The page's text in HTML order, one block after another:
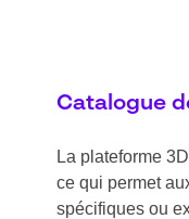
Catalogue
La plateforme
ce qui permet
spécifiques ou